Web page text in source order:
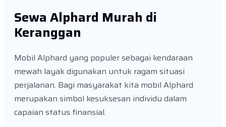
Sewa Alphard Murah di
Keranggan
Mobil Alphard yang populer sebagai kendaraan
mewah layak digunakan untuk ragam situasi
perjalanan. Bagi masyarakat kita mobil Alphard
merupakan simbol kesuksesan individu dalam
capaian status finansial.